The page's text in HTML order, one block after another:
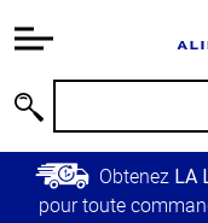
relative à
Passer
contenu
principal
Retour à
Obtenez LA
pour toute